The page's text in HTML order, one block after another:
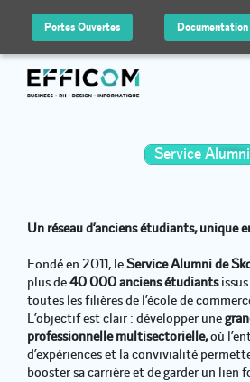
Portes Ouvertes Documentation
Service Alumni
Un réseau d’anciens étudiants, unique
Fondé en 2011, leService Alumni de
plus de40 000 anciens étudiantsissus
toutes les filières de l’école de
L’objectif est clair : développer une
professionnelle multisectorielle,où
d’expériences et la convivialité
booster sa carrière et de garder un lien